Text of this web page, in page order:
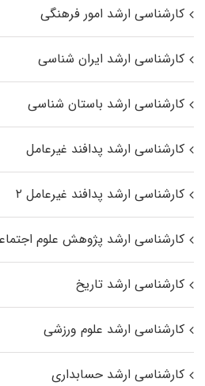
کارشناسی ارشد امور فرهنگی
کارشناسی ارشد ایران شناسی
کارشناسی ارشد باستان شناسی
کارشناسی ارشد پدافند غیرعامل
کارشناسی ارشد پدافند غیرعامل ۲
کارشناسی ارشد پژوهش علوم
کارشناسی ارشد تاریخ
کارشناسی ارشد علوم ورزشی
کارشناسی ارشد حسابداری